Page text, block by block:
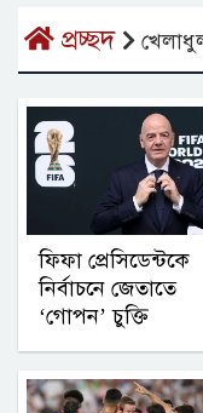
প্রচ্ছদ
ফিফা প্রেসিডেন্টকে
নির্বাচনে জেতাতে
‘গোপন’ চুক্তি